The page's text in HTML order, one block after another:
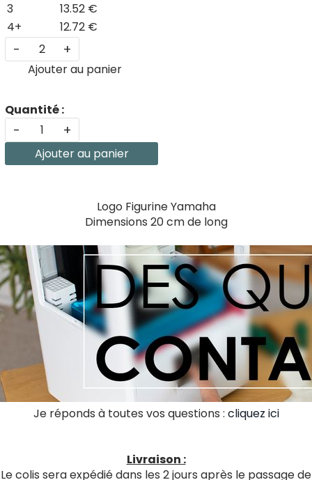
3
13.52 €
4+
12.72 €
- +
Ajouter au panier
Quantité :
- +
Ajouter au panier
Logo Figurine Yamaha
Dimensions 20 cm de long
Je réponds à toutes vos questions : cliquez ici
Livraison :
Le colis sera expédié dans les 2 jours après le passage de